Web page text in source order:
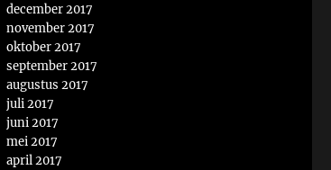
december 2017
november 2017
oktober 2017
september 2017
augustus 2017
juli 2017
juni 2017
mei 2017
april 2017